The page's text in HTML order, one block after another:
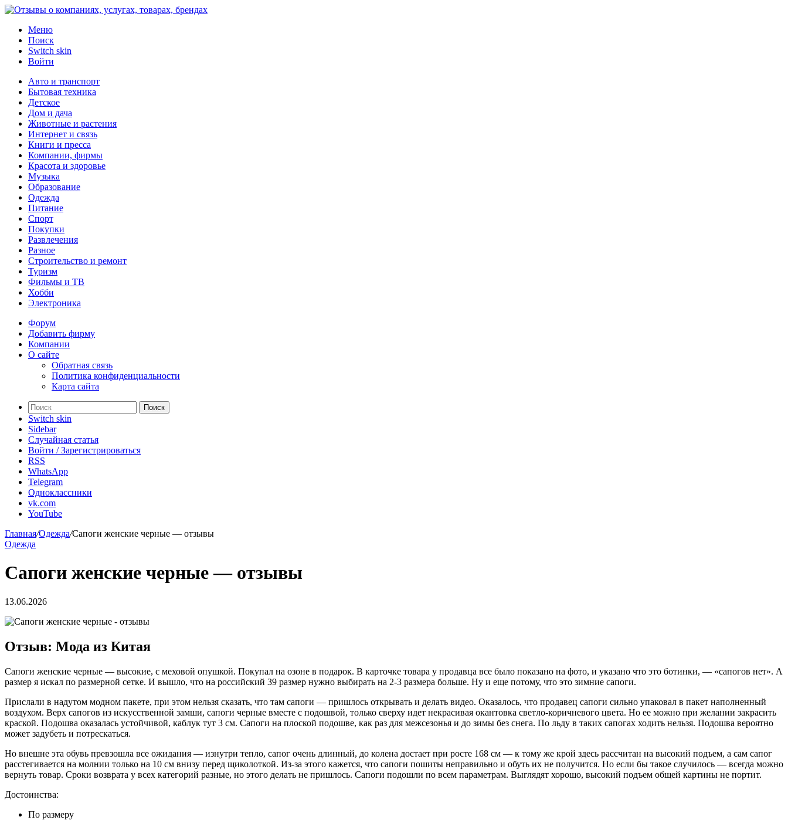
Меню
Поиск
Switch skin
Войти
Авто и транспорт
Бытовая техника
Детское
Дом и дача
Животные и растения
Интернет и связь
Книги и пресса
Компании, фирмы
Красота и здоровье
Музыка
Образование
Одежда
Питание
Спорт
Покупки
Развлечения
Разное
Строительство и ремонт
Туризм
Фильмы и ТВ
Хобби
Электроника
Форум
Добавить фирму
Компании
О сайте
Обратная связь
Политика конфиденциальности
Карта сайта
Поиск
Switch skin
Sidebar
Случайная статья
Войти / Зарегистрироваться
RSS
WhatsApp
Telegram
Одноклассники
vk.com
YouTube
Главная/Одежда/Сапоги женские черные — отзывы
Одежда
Сапоги женские черные — отзывы
13.06.2026
Отзыв: Мода из Китая
Сапоги женские черные — высокие, с меховой опушкой. Покупал на озоне в подарок. В карточке товара у продавца все было показано на фото, и указано что это ботинки, — «сапогов нет». А
размер я искал по размерной сетке. И вышло, что на российский 39 размер нужно выбирать на 2-3 размера больше. Ну и еще потому, что это зимние сапоги.
Прислали в надутом модном пакете, при этом нельзя сказать, что там сапоги — пришлось открывать и делать видео. Оказалось, что продавец сапоги сильно упаковал в пакет наполненный
воздухом. Верх сапогов из искусственной замши, сапоги черные вместе с подошвой, только сверху идет некрасивая окантовка светло-коричневого цвета. Но ее можно при желании закрасить
краской. Подошва оказалась устойчивой, каблук тут 3 см. Сапоги на плоской подошве, как раз для межсезонья и до зимы без снега. По льду в таких сапогах ходить нельзя. Подошва вероятно
может задубеть и потрескаться.
Но внешне эта обувь превзошла все ожидания — изнутри тепло, сапог очень длинный, до колена достает при росте 168 см — к тому же крой здесь рассчитан на высокий подъем, а сам сапог
расстегивается на молнии только на 10 см внизу перед щиколоткой. Из-за этого кажется, что сапоги пошиты неправильно и обуть их не получится. Но если бы такое случилось — всегда можно
вернуть товар. Сроки возврата у всех категорий разные, но этого делать не пришлось. Сапоги подошли по всем параметрам. Выглядят хорошо, высокий подъем общей картины не портит.
Достоинства:
По размеру